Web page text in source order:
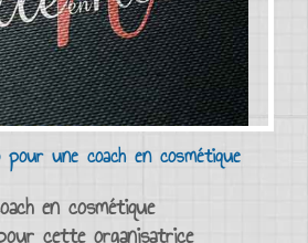
pour une coach en cosmétique
en cosmétique
cette organisatrice